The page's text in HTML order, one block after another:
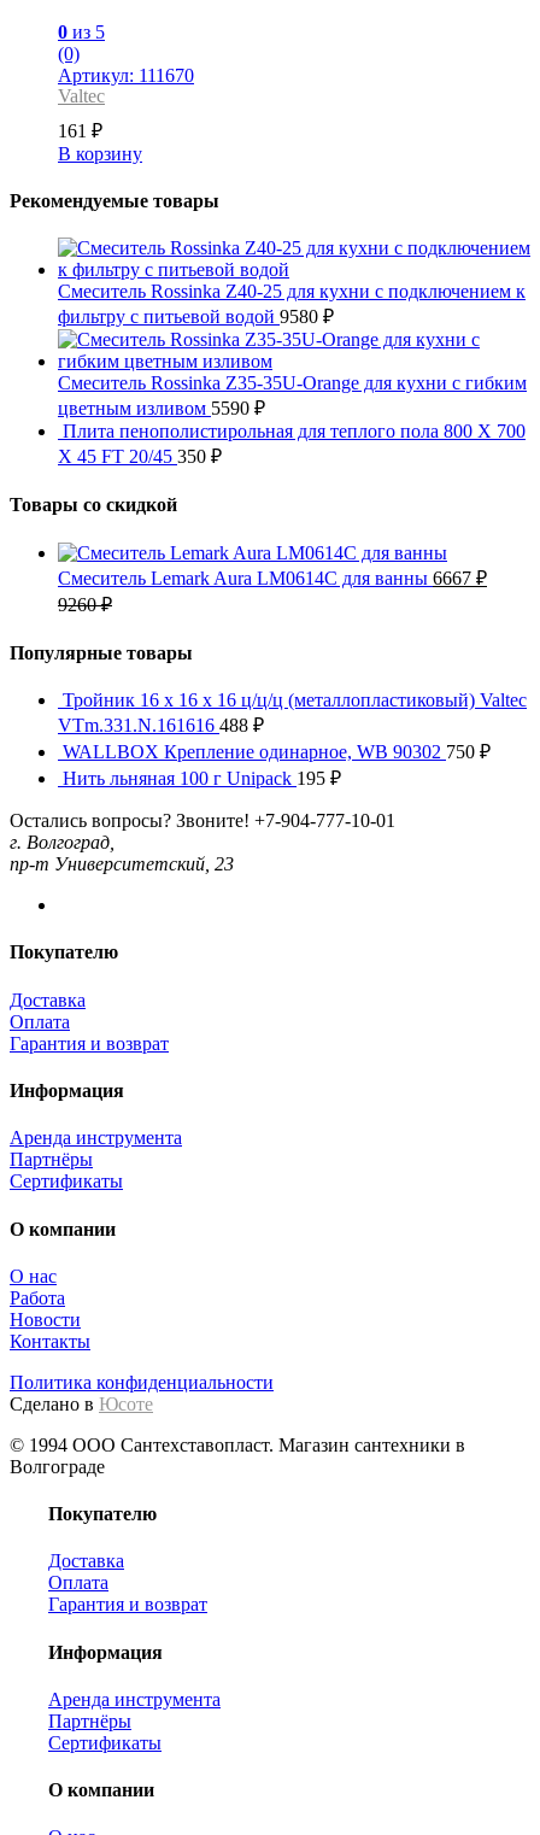
0 из 5
(0)
Артикул: 111670
Valtec
161 ₽
В корзину
Рекомендуемые товары
Смеситель Rossinka Z40-25 для кухни с подключением к
фильтру с питьевой водой 9580 ₽
Смеситель Rossinka Z35-35U-Orange для кухни с гибким
цветным изливом 5590 ₽
Плита пенополистирольная для теплого пола 800 X 700
X 45 FT 20/45 350 ₽
Товары со скидкой
Смеситель Lemark Aura LM0614C для ванны 6667 ₽
9260₽
Популярные товары
Тройник 16 x 16 x 16 ц/ц/ц (металлопластиковый) Valtec
VTm.331.N.161616 488 ₽
WALLBOX Крепление одинарное, WB 90302 750 ₽
Нить льняная 100 г Unipack 195 ₽
Остались вопросы? Звоните! +7-904-777-10-01
г. Волгоград,
пр-т Университетский, 23
Покупателю
Доставка
Оплата
Гарантия и возврат
Информация
Аренда инструмента
Партнёры
Сертификаты
О компании
О нас
Работа
Новости
Контакты
Политика конфиденциальности
Сделано в Юсоте
© 1994 ООО Сантехставопласт. Магазин сантехники в
Волгограде
Покупателю
Доставка
Оплата
Гарантия и возврат
Информация
Аренда инструмента
Партнёры
Сертификаты
О компании